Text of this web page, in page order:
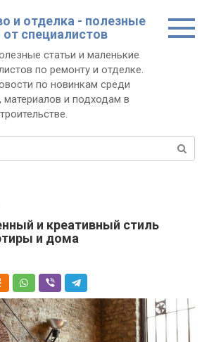
и отделка - полезные
специалистов
статьи и маленькие
по ремонту и отделке.
по новинкам среди
материалов и подходам в
и креативный стиль
и дома